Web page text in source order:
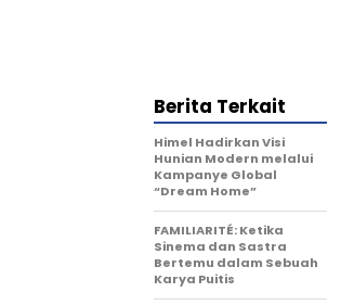
Berita Terkait
Himel Hadirkan Visi
Hunian Modern melalui
Kampanye Global
“Dream Home”
FAMILIARITÉ: Ketika
Sinema dan Sastra
Bertemu dalam Sebuah
Karya Puitis